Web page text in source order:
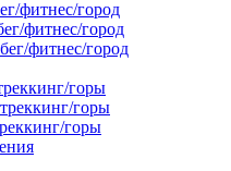
фитнес/город
фитнес/город
фитнес/город
горы
горы
горы